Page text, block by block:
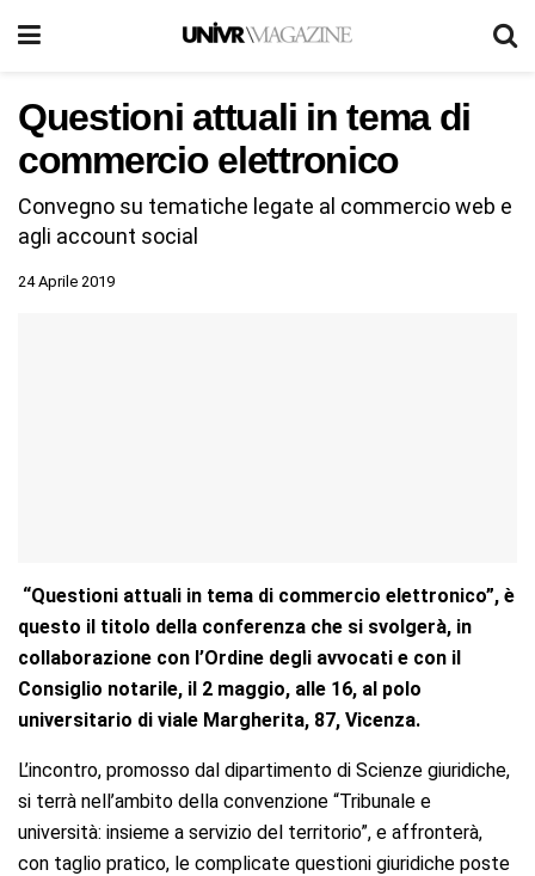
Questioni attuali in tema di
commercio elettronico
Convegno su tematiche legate al commercio web e
agli account social
24 Aprile 2019
“Questioni attuali in tema di commercio elettronico”, è
questo il titolo della conferenza che si svolgerà, in
collaborazione con l’Ordine degli avvocati e con il
Consiglio notarile, il 2 maggio, alle 16, al polo
universitario di viale Margherita, 87, Vicenza.
L’incontro, promosso dal dipartimento di Scienze giuridiche,
si terrà nell’ambito della convenzione “Tribunale e
università: insieme a servizio del territorio”, e affronterà,
con taglio pratico, le complicate questioni giuridiche poste